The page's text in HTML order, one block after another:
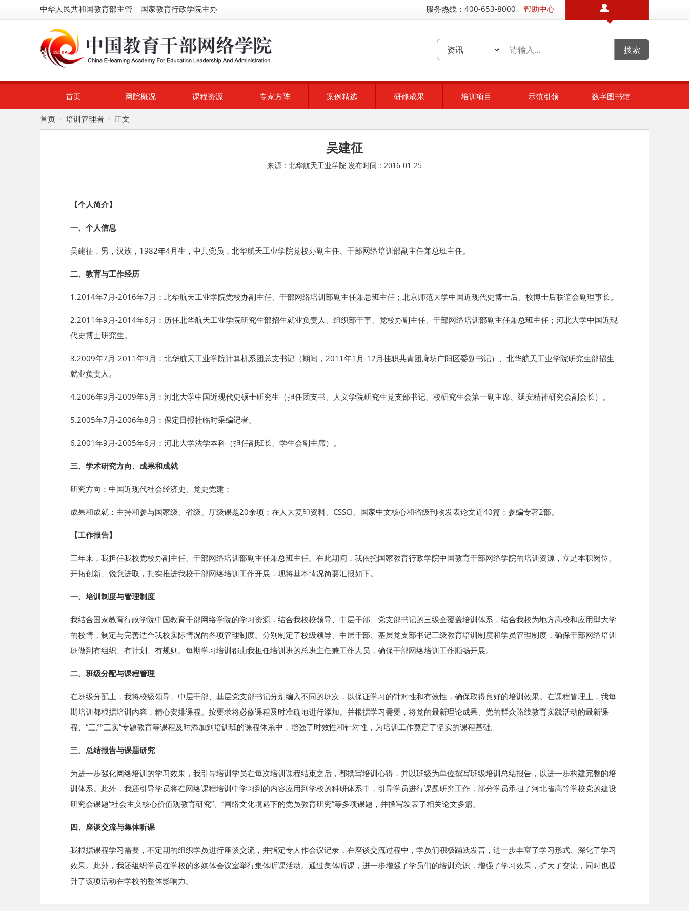
中华人民共和国教育部主管 国家教育行政学院主办 服务热线：400-653-8000 帮助中心
首页 网院概况 课程资源 专家方阵 案例精选 研修成果 培训项目 示范引领 数字图书馆
首页 > 培训管理者 > 正文
吴建征
来源：北华航天工业学院 发布时间：2016-01-25
【个人简介】
一、个人信息
吴建征，男，汉族，1982年4月生，中共党员，北华航天工业学院党校办副主任、干部网络培训部副主任兼总班主任。
二、教育与工作经历
1.2014年7月-2016年7月：北华航天工业学院党校办副主任、干部网络培训部副主任兼总班主任；北京师范大学中国近现代史博士后、校博士后联谊会副理事长。
2.2011年9月-2014年6月：历任北华航天工业学院研究生部招生就业负责人、组织部干事、党校办副主任、干部网络培训部副主任兼总班主任；河北大学中国近现
代史博士研究生。
3.2009年7月-2011年9月：北华航天工业学院计算机系团总支书记（期间，2011年1月-12月挂职共青团廊坊广阳区委副书记）、北华航天工业学院研究生部招生
就业负责人。
4.2006年9月-2009年6月：河北大学中国近现代史硕士研究生（担任团支书、人文学院研究生党支部书记、校研究生会第一副主席、延安精神研究会副会长）。
5.2005年7月-2006年8月：保定日报社临时采编记者。
6.2001年9月-2005年6月：河北大学法学本科（担任副班长、学生会副主席）。
三、学术研究方向、成果和成就
研究方向：中国近现代社会经济史、党史党建；
成果和成就：主持和参与国家级、省级、厅级课题20余项；在人大复印资料、CSSCI、国家中文核心和省级刊物发表论文近40篇；参编专著2部。
【工作报告】
三年来，我担任我校党校办副主任、干部网络培训部副主任兼总班主任。在此期间，我依托国家教育行政学院中国教育干部网络学院的培训资源，立足本职岗位、
开拓创新、锐意进取，扎实推进我校干部网络培训工作开展，现将基本情况简要汇报如下。
一、培训制度与管理制度
我结合国家教育行政学院中国教育干部网络学院的学习资源，结合我校校领导、中层干部、党支部书记的三级全覆盖培训体系，结合我校为地方高校和应用型大学
的校情，制定与完善适合我校实际情况的各项管理制度。分别制定了校级领导、中层干部、基层党支部书记三级教育培训制度和学员管理制度，确保干部网络培训
班做到有组织、有计划、有规则。每期学习培训都由我担任培训班的总班主任兼工作人员，确保干部网络培训工作顺畅开展。
二、班级分配与课程管理
在班级分配上，我将校级领导、中层干部、基层党支部书记分别编入不同的班次，以保证学习的针对性和有效性，确保取得良好的培训效果。在课程管理上，我每
期培训都根据培训内容，精心安排课程。按要求将必修课程及时准确地进行添加。并根据学习需要，将党的最新理论成果、党的群众路线教育实践活动的最新课
程、“三严三实”专题教育等课程及时添加到培训班的课程体系中，增强了时效性和针对性，为培训工作奠定了坚实的课程基础。
三、总结报告与课题研究
为进一步强化网络培训的学习效果，我引导培训学员在每次培训课程结束之后，都撰写培训心得，并以班级为单位撰写班级培训总结报告，以进一步构建完整的培
训体系。此外，我还引导学员将在网络课程培训中学习到的内容应用到学校的科研体系中，引导学员进行课题研究工作，部分学员承担了河北省高等学校党的建设
研究会课题“社会主义核心价值观教育研究”、“网络文化境遇下的党员教育研究”等多项课题，并撰写发表了相关论文多篇。
四、座谈交流与集体听课
我根据课程学习需要，不定期的组织学员进行座谈交流，并指定专人作会议记录，在座谈交流过程中，学员们积极踊跃发言，进一步丰富了学习形式、深化了学习
效果。此外，我还组织学员在学校的多媒体会议室举行集体听课活动。通过集体听课，进一步增强了学员们的培训意识，增强了学习效果，扩大了交流，同时也提
升了该项活动在学校的整体影响力。